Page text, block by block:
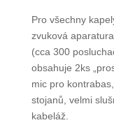
Pro všechny
k dispozici
velkého sálu
venkovního
mic včetně
aktivních
kvality, mix 8